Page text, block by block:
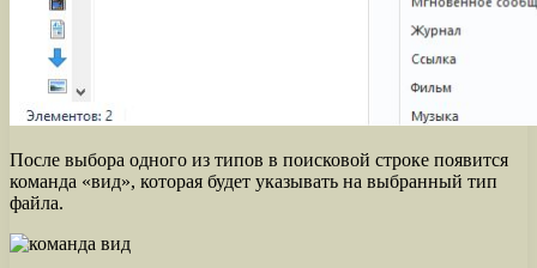
После выбора одного из типов в поисковой строке появится
команда «вид», которая будет указывать на выбранный тип
файла.